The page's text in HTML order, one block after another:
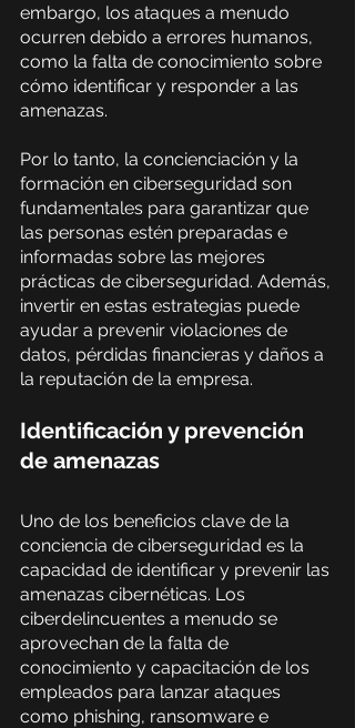
embargo, los ataques a menudo
ocurren debido a errores humanos,
como la falta de conocimiento sobre
cómo identificar y responder a las
amenazas.
Por lo tanto, la concienciación y la
formación en ciberseguridad son
fundamentales para garantizar que
las personas estén preparadas e
informadas sobre las mejores
prácticas de ciberseguridad. Además,
invertir en estas estrategias puede
ayudar a prevenir violaciones de
datos, pérdidas financieras y daños a
la reputación de la empresa.
Identificación y prevención
de amenazas
Uno de los beneficios clave de la
conciencia de ciberseguridad es la
capacidad de identificar y prevenir las
amenazas cibernéticas. Los
ciberdelincuentes a menudo se
aprovechan de la falta de
conocimiento y capacitación de los
empleados para lanzar ataques
como phishing, ransomware e